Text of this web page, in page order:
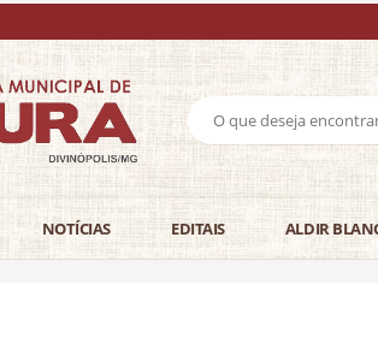
NOTÍCIAS EDITAIS ALDIR